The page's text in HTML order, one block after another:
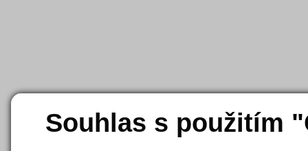
Souhlas s použitím